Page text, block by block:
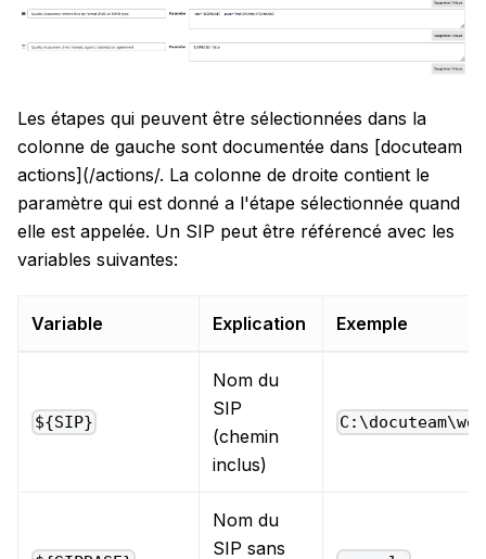
Les étapes qui peuvent être sélectionnées dans la
colonne de gauche sont documentée dans [docuteam
actions](/actions/. La colonne de droite contient le
paramètre qui est donné a l'étape sélectionnée quand
elle est appelée. Un SIP peut être référencé avec les
variables suivantes:
Variable Explication Exemple
${SIP}
Nom du
SIP
(chemin
inclus)
Nom du
SIP sans